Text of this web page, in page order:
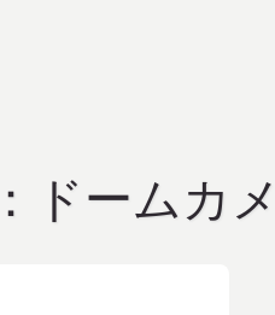
ドームカ